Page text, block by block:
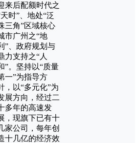
来后配额时代之
时”、地处“泛
三角”区域核心
市广州之“地
”、政府规划与
力支持之“人
”。坚持以“质量
一”为指导方
，以“多元化”为
展方向，经过二
多年的高速发
，现旗下已有十
家公司，每年创
十几亿的经济效